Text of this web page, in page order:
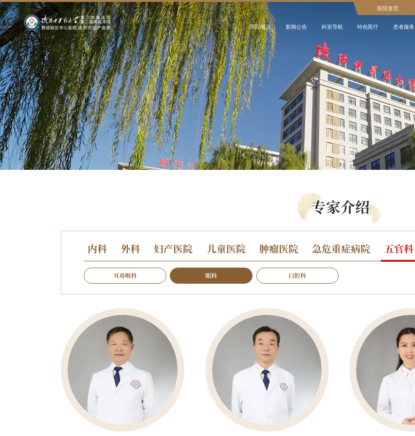
医院首页 /
医院概况 新闻公告 科室导航 特色医疗 患者服务
专家介绍
内科 外科 妇产医院 儿童医院 肿瘤医院 急危重症病院 五官科
耳鼻喉科 眼科 口腔科